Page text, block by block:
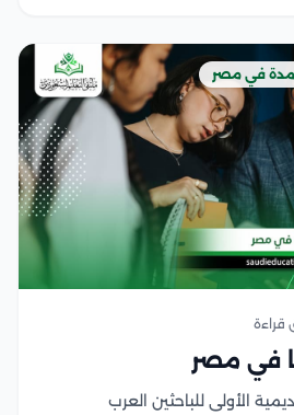
في مصر
في مصر
الأولى للباحثين العرب